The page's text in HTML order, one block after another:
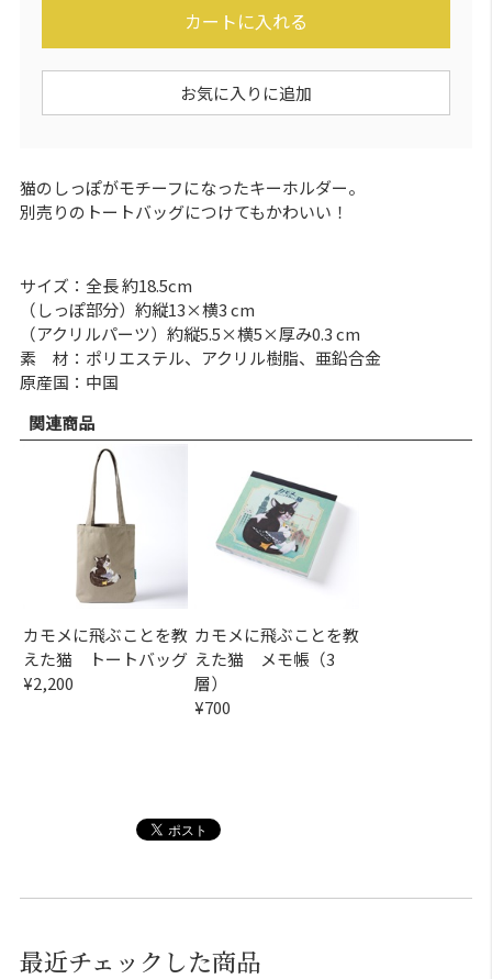
カートに入れる
お気に入りに追加
猫のしっぽがモチーフになったキーホルダー。
別売りのトートバッグにつけてもかわいい！
サイズ：全長 約18.5cm
（しっぽ部分）約縦13×横3 cm
（アクリルパーツ）約縦5.5×横5×厚み0.3 cm
素 材：ポリエステル、アクリル樹脂、亜鉛合金
原産国：中国
関連商品
カモメに飛ぶことを教
えた猫 トートバッグ
¥2,200
カモメに飛ぶことを教
えた猫 メモ帳（3
層）
¥700
最近チェックした商品